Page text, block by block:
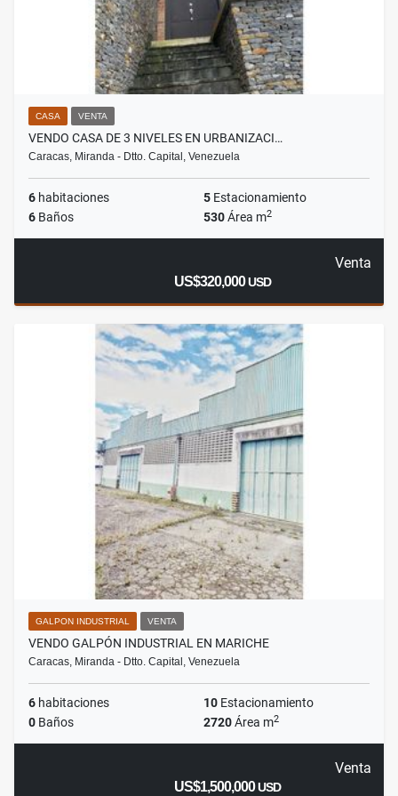
CASA VENTA
VENDO CASA DE 3 NIVELES EN URBANIZACI…
Caracas, Miranda - Dtto. Capital, Venezuela
6 habitaciones 5 Estacionamiento
6 Baños 530Área m2
Venta
US$320,000USD
GALPON INDUSTRIAL VENTA
VENDO GALPÓN INDUSTRIAL EN MARICHE
Caracas, Miranda - Dtto. Capital, Venezuela
6 habitaciones 10 Estacionamiento
0 Baños 2720Área m2
Venta
US$1,500,000USD